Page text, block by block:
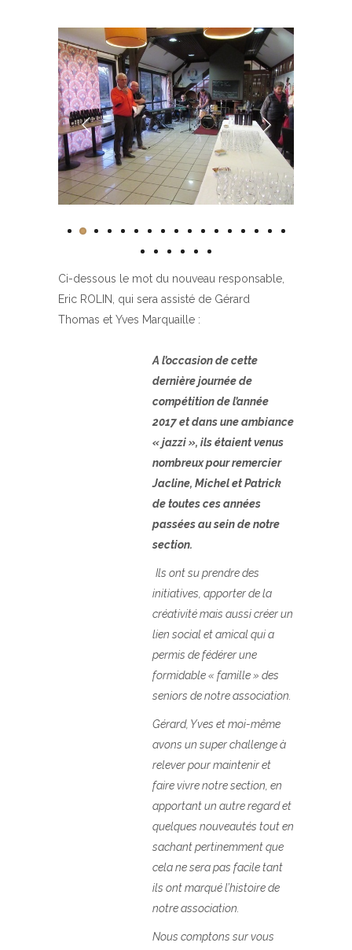
Ci-dessous le mot du nouveau responsable,
Eric ROLIN, qui sera assisté de Gérard
Thomas et Yves Marquaille :
A l’occasion de cette
dernière journée de
compétition de l’année
2017 et dans une ambiance
« jazzi », ils étaient venus
nombreux pour remercier
Jacline, Michel et Patrick
de toutes ces années
passées au sein de notre
section.
Ils ont su prendre des
initiatives, apporter de la
créativité mais aussi créer un
lien social et amical qui a
permis de fédérer une
formidable « famille » des
seniors de notre association.
Gérard, Yves et moi-même
avons un super challenge à
relever pour maintenir et
faire vivre notre section, en
apportant un autre regard et
quelques nouveautés tout en
sachant pertinemment que
cela ne sera pas facile tant
ils ont marqué l’histoire de
notre association.
Nous comptons sur vous